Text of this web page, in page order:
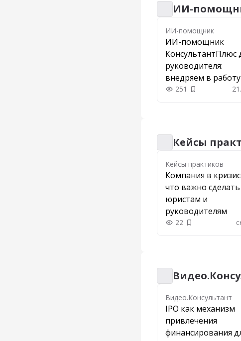
ИИ-помощник
ИИ-
ИИ-помощник
ИИ-помощник
КонсультантПлюс
руководителя:
внедряем в работу
251 Добавить в
Кейсы практиков
Кейсы
Кейсы практиков
Компания в
что важно сделать
юристам и
руководителям
22 Добавить в
Видео.Консультант
Видео.Консультант
IPO как механизм
привлечения
финансирования